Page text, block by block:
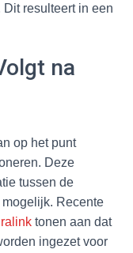
resulteert in een
na
op het punt
Deze
tussen de
Recente
tonen aan dat
ingezet voor